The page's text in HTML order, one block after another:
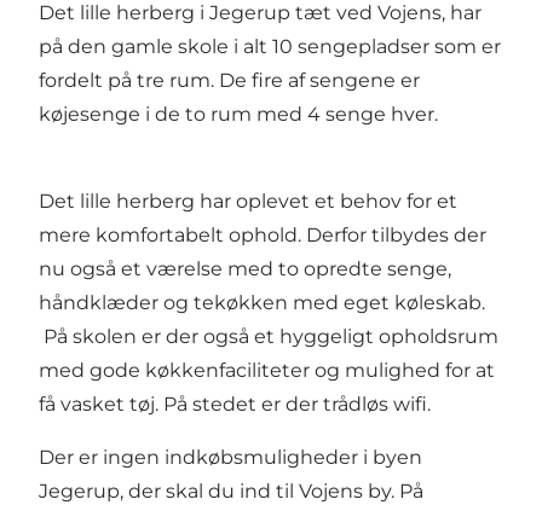
Det lille herberg i Jegerup tæt ved Vojens, har
på den gamle skole i alt 10 sengepladser som er
fordelt på tre rum. De fire af sengene er
køjesenge i de to rum med 4 senge hver.
Det lille herberg har oplevet et behov for et
mere komfortabelt ophold. Derfor tilbydes der
nu også et værelse med to opredte senge,
håndklæder og tekøkken med eget køleskab.
På skolen er der også et hyggeligt opholdsrum
med gode køkkenfaciliteter og mulighed for at
få vasket tøj. På stedet er der trådløs wifi.
Der er ingen indkøbsmuligheder i byen
Jegerup, der skal du ind til Vojens by. På